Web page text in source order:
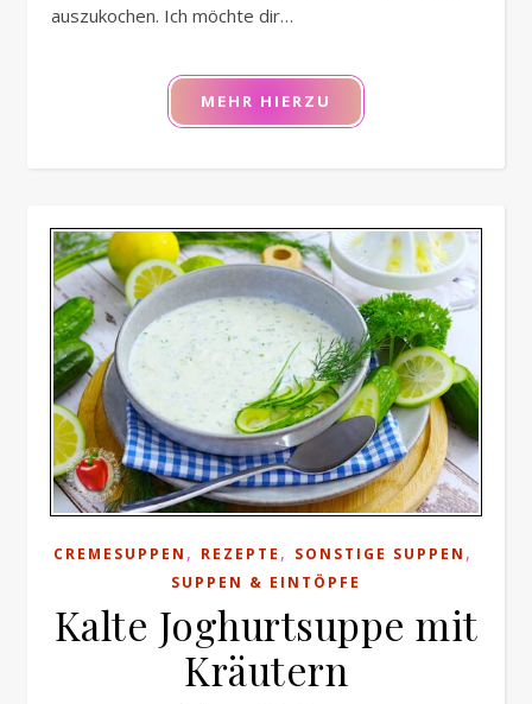
auszukochen. Ich möchte dir…
MEHR HIERZU
CREMESUPPEN , REZEPTE , SONSTIGE SUPPEN ,
SUPPEN & EINTÖPFE
Kalte Joghurtsuppe mit
Kräutern